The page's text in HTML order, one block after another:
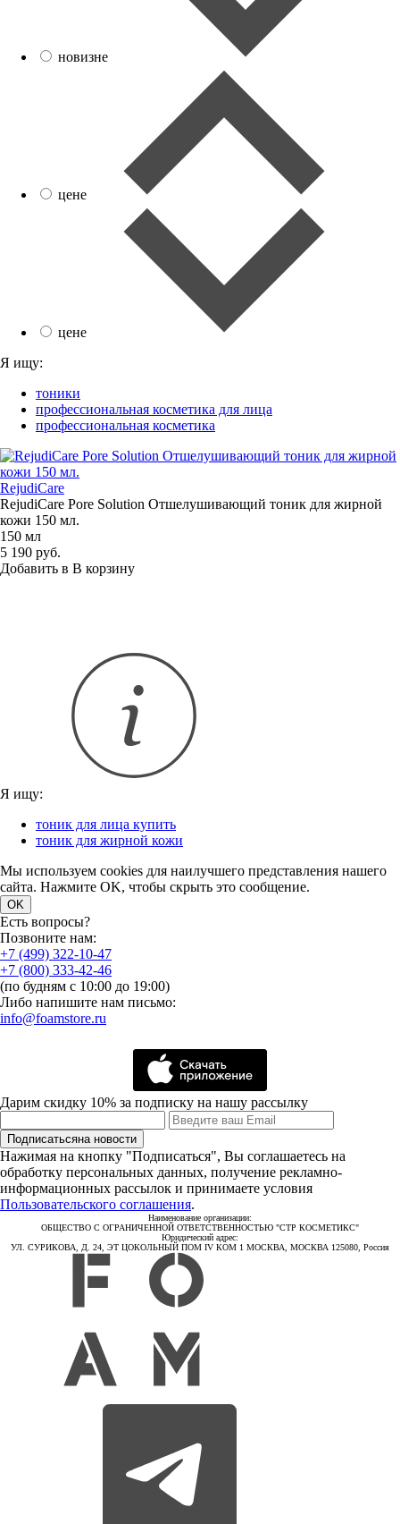
новизне
цене
цене
Я ищу:
тоники
профессиональная косметика для лица
профессиональная косметика
RejudiCare
RejudiCare Pore Solution Отшелушивающий тоник для жирной
кожи 150 мл.
150 мл
5 190 руб.
Добавить в В корзину
Я ищу:
тоник для лица купить
тоник для жирной кожи
Мы используем cookies для наилучшего представления нашего
сайта. Нажмите OK, чтобы скрыть это сообщение.
OK
Есть вопросы?
Позвоните нам:
+7 (499) 322-10-47
+7 (800) 333-42-46
(по будням с 10:00 до 19:00)
Либо напишите нам письмо:
info@foamstore.ru
Дарим скидку 10% за подписку на нашу рассылку
Подписатьсяна новости
Нажимая на кнопку "Подписаться", Вы соглашаетесь на
обработку персональных данных, получение рекламно-
информационных рассылок и принимаете условия
Пользовательского соглашения.
Наименование организации:
ОБЩЕСТВО С ОГРАНИЧЕННОЙ ОТВЕТСТВЕННОСТЬЮ "СТР КОСМЕТИКС"
Юридический адрес:
УЛ. СУРИКОВА, Д. 24, ЭТ ЦОКОЛЬНЫЙ ПОМ IV КОМ 1 МОСКВА, МОСКВА 125080, Россия